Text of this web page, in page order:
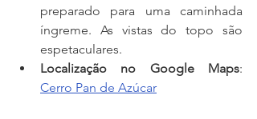
preparado para uma caminhada
íngreme. As vistas do topo são
espetaculares.
Localização no Google Maps
Cerro Pan de Azúcar